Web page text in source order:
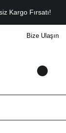
Kargo Fırsatı!
Bize Ulaşın